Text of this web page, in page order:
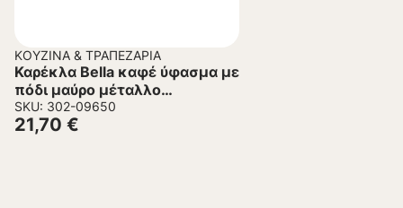
ΚΟΥΖΊΝΑ & ΤΡΑΠΕΖΑΡΊΑ
Καρέκλα Bella καφέ ύφασμα με
πόδι μαύρο μέταλλο
43.5x52x89εκ
SKU: 302-09650
21,70 €